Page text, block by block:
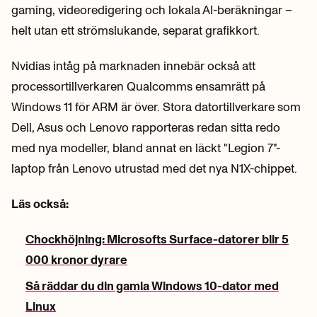
gaming, videoredigering och lokala AI-beräkningar –
helt utan ett strömslukande, separat grafikkort.
Nvidias intåg på marknaden innebär också att
processortillverkaren Qualcomms ensamrätt på
Windows 11 för ARM är över. Stora datortillverkare som
Dell, Asus och Lenovo rapporteras redan sitta redo
med nya modeller, bland annat en läckt "Legion 7"-
laptop från Lenovo utrustad med det nya N1X-chippet.
Läs också:
Chockhöjning: Microsofts Surface-datorer blir 5
000 kronor dyrare
Så räddar du din gamla Windows 10-dator med
Linux